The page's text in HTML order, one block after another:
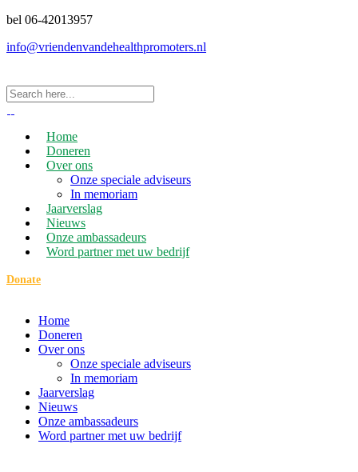
bel 06-42013957
info@vriendenvandehealthpromoters.nl
Home
Doneren
Over ons
Onze speciale adviseurs
In memoriam
Jaarverslag
Nieuws
Onze ambassadeurs
Word partner met uw bedrijf
Donate
Home
Doneren
Over ons
Onze speciale adviseurs
In memoriam
Jaarverslag
Nieuws
Onze ambassadeurs
Word partner met uw bedrijf